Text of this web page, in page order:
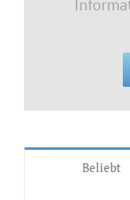
Beliebt